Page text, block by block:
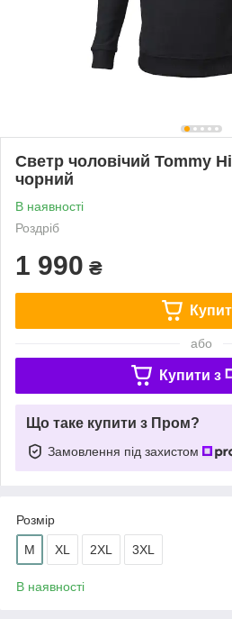
Светр чоловічий Tommy
чорний
В наявності
Роздріб
1 990 ₴
або
Купити з
Що таке купити з Пром?
Замовлення під захистом
Розмір
M XL 2XL 3XL
В наявності